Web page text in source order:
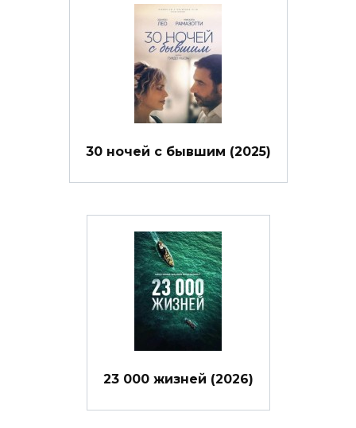
30 ночей с бывшим (2025)
23 000 жизней (2026)